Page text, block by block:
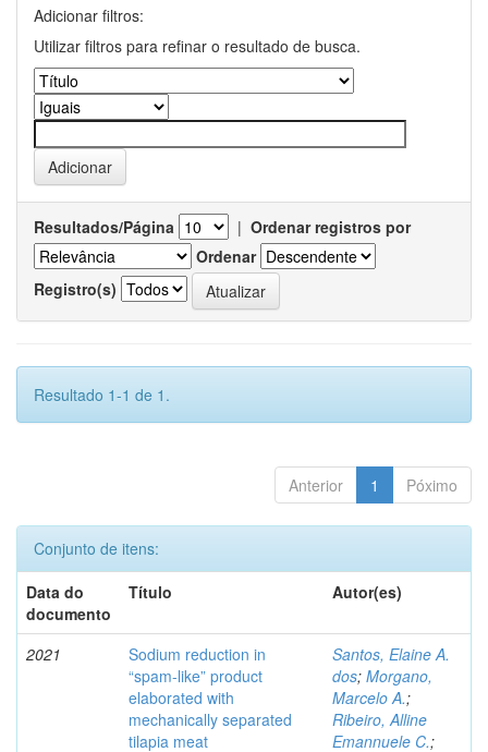
Adicionar filtros:
Utilizar filtros para refinar o resultado de busca.
Resultados/Página | Ordenar registros por
Ordenar
Registro(s)
Resultado 1-1 de 1.
Anterior 1 Póximo
Conjunto de itens:
Data do
documento
Título Autor(es)
2021
Sodium reduction in
“spam-like” product
elaborated with
mechanically separated
tilapia meat
Santos, Elaine A.
dos; Morgano,
Marcelo A.;
Ribeiro, Alline
Emannuele C.;